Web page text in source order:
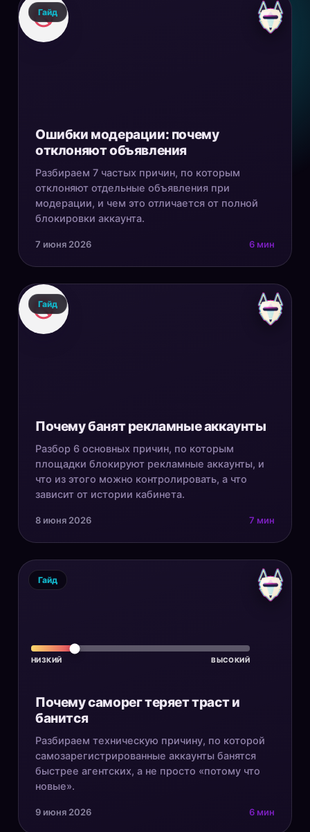
Гайд
Ошибки модерации: почему
отклоняют объявления
Разбираем 7 частых причин, по которым
отклоняют отдельные объявления при
модерации, и чем это отличается от полной
блокировки аккаунта.
7 июня 2026 6 мин
Гайд
Почему банят рекламные аккаунты
Разбор 6 основных причин, по которым
площадки блокируют рекламные аккаунты, и
что из этого можно контролировать, а что
зависит от истории кабинета.
8 июня 2026 7 мин
НИЗКИЙ ВЫСОКИЙ
Гайд
Почему саморег теряет траст и
банится
Разбираем техническую причину, по которой
самозарегистрированные аккаунты банятся
быстрее агентских, а не просто «потому что
новые».
9 июня 2026 6 мин